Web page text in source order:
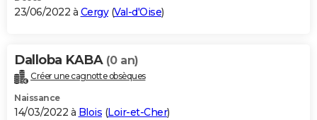
23/06/2022 à Cergy(Val-d'Oise)
Dalloba KABA (0 an)
Créer une cagnotte obsèques
Naissance
14/03/2022 à Blois (Loir-et-Cher)